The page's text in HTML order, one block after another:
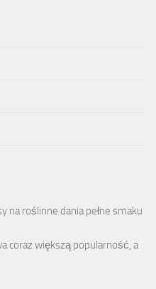
na roślinne dania pełne smaku
coraz większą popularność, a